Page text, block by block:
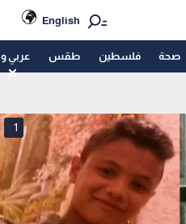
English
صحة فلسطين طقس عربي
1